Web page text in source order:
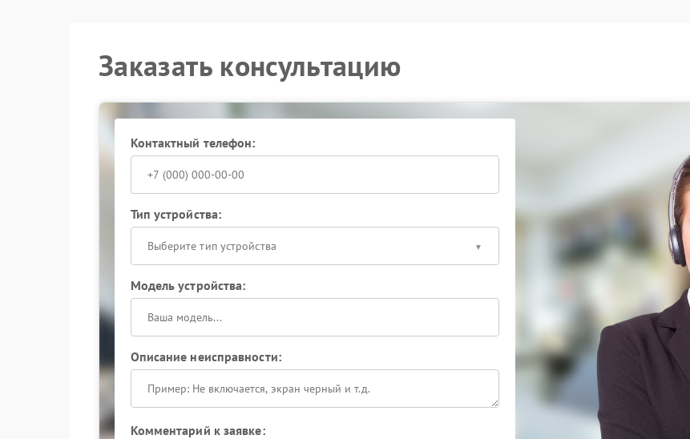
Заказать консультацию
Контактный телефон:
Тип устройства:
Выберите тип устройства
Модель устройства:
Описание неисправности:
Комментарий к заявке: